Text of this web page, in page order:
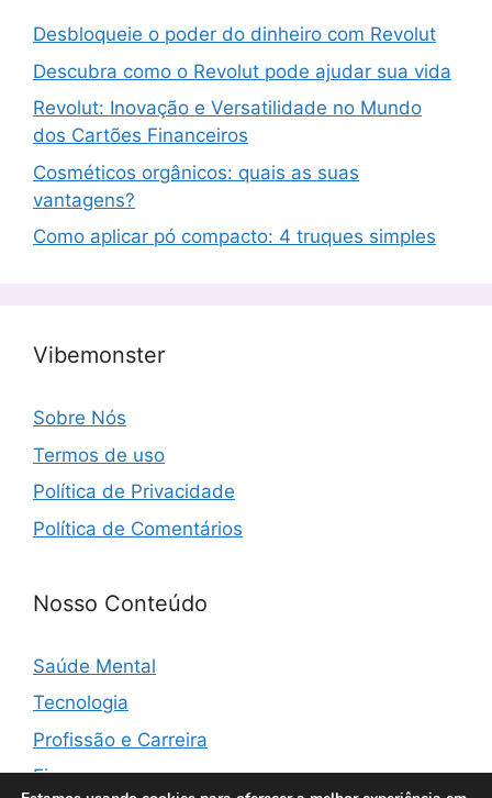
Desbloqueie o poder do dinheiro com Revolut
Descubra como o Revolut pode ajudar sua vida
Revolut: Inovação e Versatilidade no Mundo
dos Cartões Financeiros
Cosméticos orgânicos: quais as suas
vantagens?
Como aplicar pó compacto: 4 truques simples
Vibemonster
Sobre Nós
Termos de uso
Política de Privacidade
Política de Comentários
Nosso Conteúdo
Saúde Mental
Tecnologia
Profissão e Carreira
Finanças